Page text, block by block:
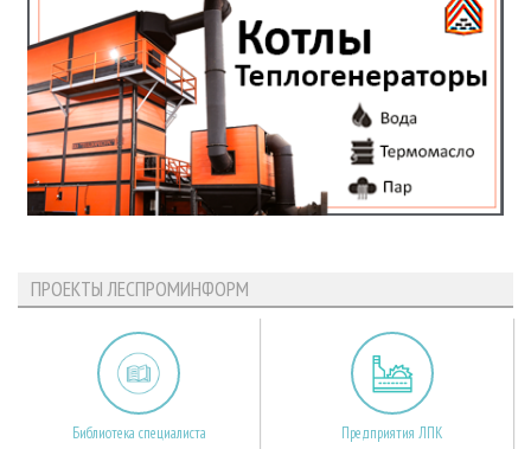
ПРОЕКТЫ ЛЕСПРОМИНФОРМ
Библиотека специалиста Предприятия ЛПК